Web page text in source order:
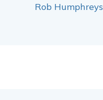
Rob Humphreys